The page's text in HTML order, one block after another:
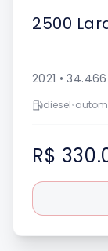
2500
2021 •34.466
diesel•
R$